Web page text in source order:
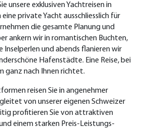
unsere exklusiven Yachtreisen in
private Yacht ausschliesslich für
die gesamte Planung und
ankern wir in romantischen Buchten,
und abends flanieren wir
Hafenstädte. Eine Reise, bei
ganz nach Ihnen richtet.
reisen Sie in angenehmer
von unserer eigenen Schweizer
profitieren Sie von attraktiven
einem starken Preis-Leistungs-